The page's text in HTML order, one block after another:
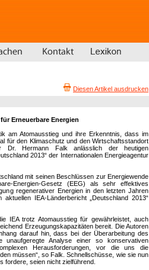
Diesen Artikel ausdrucken
Erneuerbare Energien
am Atomausstieg und ihre Erkenntnis, dass im
für den Klimaschutz und den Wirtschaftsstandort
Dr. Hermann Falk anlässlich der heutigen
2013“ der Internationalen Energieagentur
mit seinen Beschlüssen zur Energiewende
Energien-Gesetz (EEG) als sehr effektives
regenerativer Energien in den letzten Jahren
IEA-Länderbericht „Deutschland 2013“
IEA trotz Atomausstieg für gewährleistet, auch
Erzeugungskapazitäten bereit. Die Autoren
darauf hin, dass bei der Überarbeitung des
unaufgeregte Analyse einer so konservativen
Herausforderungen, vor die uns die
müssen“, so Falk. Schnellschüsse, wie sie nun
fordere, seien nicht zielführend.